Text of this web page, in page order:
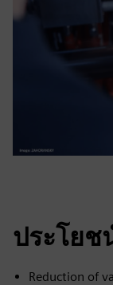
ประโยช
Reduction of